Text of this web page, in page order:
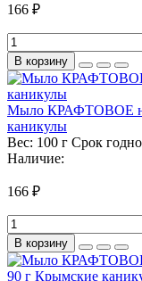
166 ₽
В корзину
Мыло КРАФТОВОЕ
каникулы
Вес: 100 г Срок
Наличие:
166 ₽
В корзину